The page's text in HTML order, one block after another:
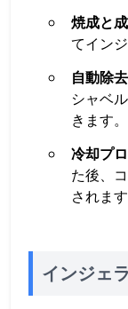
焼成と
てイン
自動除去
シャベ
きます。
冷却プ
た後、
されます
インジェ